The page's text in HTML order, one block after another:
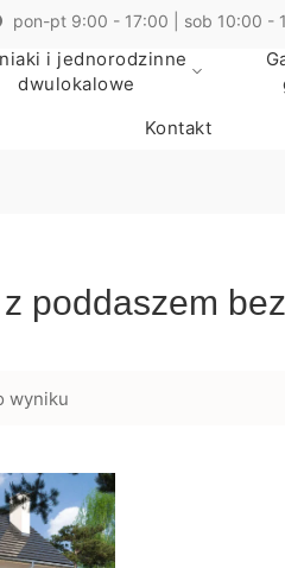
pon-pt 9:00 - 17:00 | sob 10:00 -
i jednorodzinne
dwulokalowe
Kontakt
z poddaszem
wyniku